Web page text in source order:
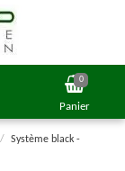
0
Panier
Système black -